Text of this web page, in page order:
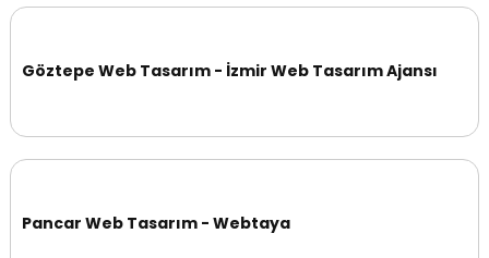
Göztepe Web Tasarım - İzmir Web Tasarım Ajansı
Pancar Web Tasarım - Webtaya